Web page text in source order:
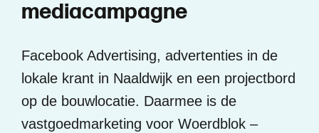
mediacampagne
Facebook Advertising, advertenties in de
lokale krant in Naaldwijk en een projectbord
op de bouwlocatie. Daarmee is de
vastgoedmarketing voor Woerdblok –